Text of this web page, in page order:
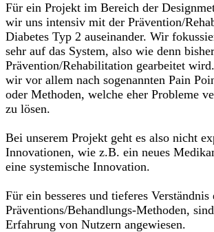
Für ein Projekt im Bereich der
wir uns intensiv mit der Prävention/
Diabetes Typ 2 auseinander. Wir
sehr auf das System, also wie denn
Prävention/Rehabilitation gearbeitet
wir vor allem nach sogenannten Pain
oder Methoden, welche eher Probleme
zu lösen.
Bei unserem Projekt geht es also nicht
Innovationen, wie z.B. ein neues
eine systemische Innovation.
Für ein besseres und tieferes
Präventions/Behandlungs-Methoden,
Erfahrung von Nutzern angewiesen.